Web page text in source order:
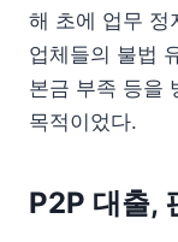
해 초에 업무 정
업체들의 불법
본금 부족 등을
목적이었다.
P2P 대출,